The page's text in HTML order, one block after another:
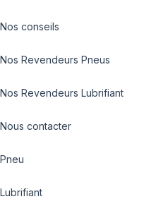
Nos conseils
Nos Revendeurs Pneus
Nos Revendeurs Lubrifiant
Nous contacter
Pneu
Lubrifiant